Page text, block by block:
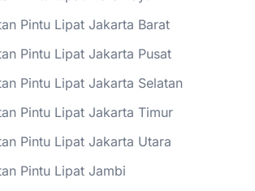
Pintu Lipat Jakarta Barat
Pintu Lipat Jakarta Pusat
Pintu Lipat Jakarta Selatan
Pintu Lipat Jakarta Timur
Pintu Lipat Jakarta Utara
Pintu Lipat Jambi